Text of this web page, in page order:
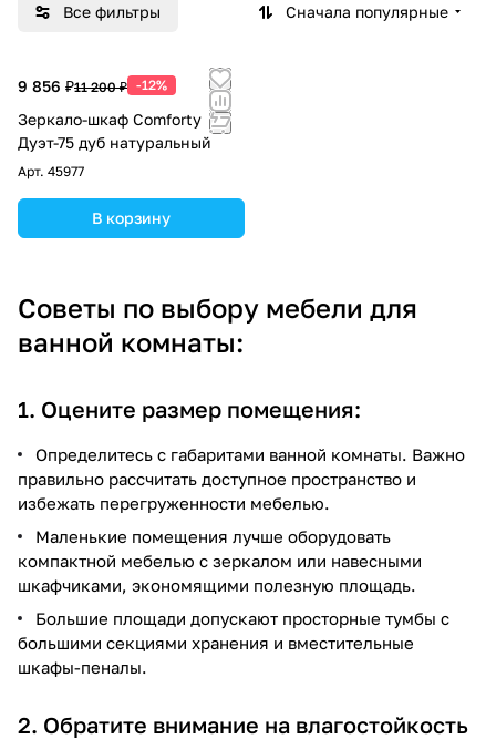
Все фильтры Сначала популярные
9 856 ₽11 200 ₽ -12%
Зеркало-шкаф Comforty
Дуэт-75 дуб натуральный
Арт. 45977
В корзину
Советы по выбору мебели для
ванной комнаты:
1. Оцените размер помещения:
Определитесь с габаритами ванной комнаты. Важно
правильно рассчитать доступное пространство и
избежать перегруженности мебелью.
Маленькие помещения лучше оборудовать
компактной мебелью с зеркалом или навесными
шкафчиками, экономящими полезную площадь.
Большие площади допускают просторные тумбы с
большими секциями хранения и вместительные
шкафы-пеналы.
2. Обратите внимание на влагостойкость